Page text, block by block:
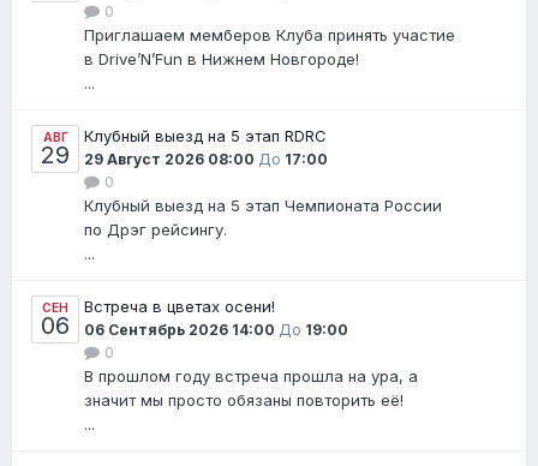
0
Приглашаем мемберов Клуба принять участие
в Drive’N’Fun в Нижнем Новгороде!
...
АВГ
29
Клубный выезд на 5 этап RDRC
29 Август 2026 08:00 До 17:00
0
Клубный выезд на 5 этап Чемпионата России
по Дрэг рейсингу.
...
СЕН
06
Встреча в цветах осени!
06 Сентябрь 2026 14:00 До 19:00
0
В прошлом году встреча прошла на ура, а
значит мы просто обязаны повторить её!
...